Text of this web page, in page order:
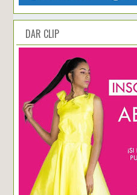
DAR CLIP